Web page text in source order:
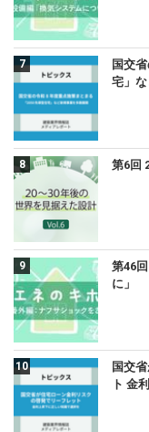
国交
宅」
第6回
第46
に」
国交
ト 金